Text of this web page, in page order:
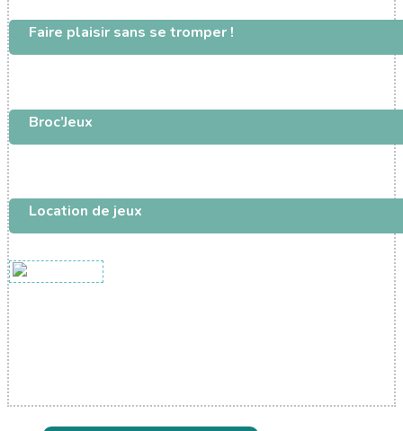
Faire plaisir sans se tromper !
Broc’Jeux
Location de jeux